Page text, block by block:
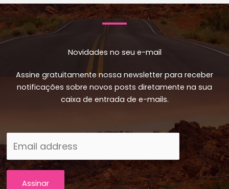
Novidades no seu e-mail
Assine gratuitamente nossa newsletter para receber
notificações sobre novos posts diretamente na sua
caixa de entrada de e-mails.
Assinar